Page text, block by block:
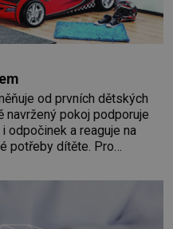
od prvních dětských
navržený pokoj podporuje
odpočinek a reaguje na
potřeby dítěte. Pro
klidně a útulně.